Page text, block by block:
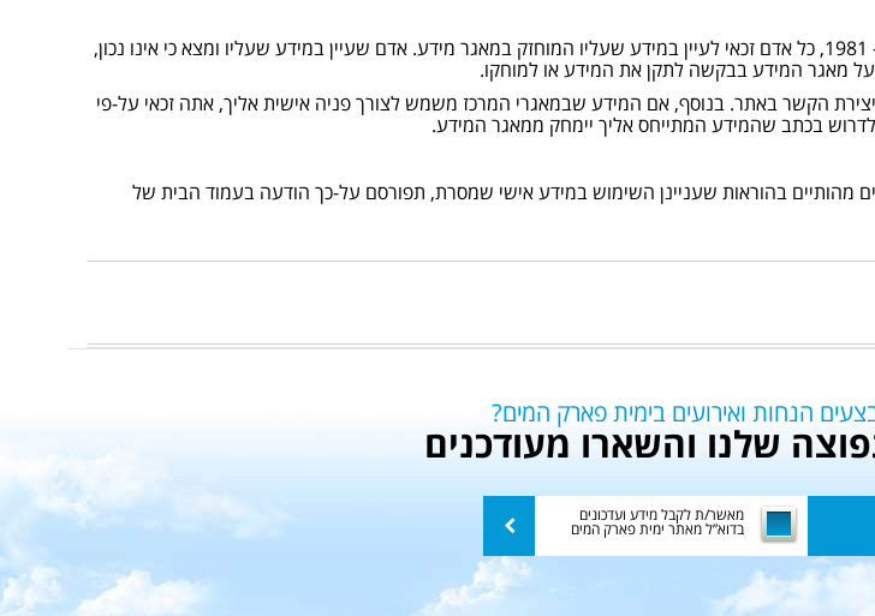
על-פי חוק הגנת הפרטיות, התשמ"א – 1981, כל אדם זכאי לעיין במידע שעליו המוחזק במאגר מידע. אדם שעיין במידע שעליו ומצא כי אינו נכון,
מאגר המידע בבקשה לתקן את המידע או למוחקו.
הקשר באתר. בנוסף, אם המידע שבמאגרי המרכז משמש לצורך פניה אישית אליך, אתה זכאי על-פי
מהותיים בהוראות שעניינן השימוש במידע אישי שמסרת, תפורסם על-כך הודעה בעמוד הבית של
הנחות ואירועים בימית פארק המים?
שלנו והשארו מעודכנים
מאשר/ת לקבל מידע ועדכונים
בדוא”ל מאתר ימית פארק המים